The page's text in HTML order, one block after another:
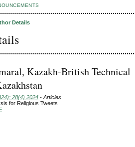
Details
Kazakh-British Technical
28(4) 2024 - Articles
for Religious Tweets